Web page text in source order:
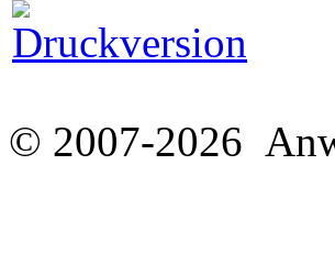
© 2007-2026